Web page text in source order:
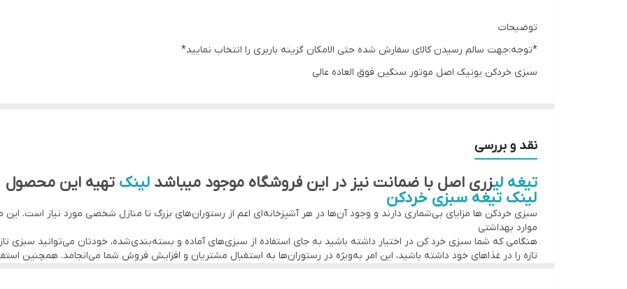
در صورتی که نیاز به تیغه اضافی دارید،گزینه سبزی خردکن با تیغه
توضیحات
*توجه:جهت سالم رسیدن کالای سفارش شده حتی الامکان گزینه باربری را انتخاب نمایید*
سبزی خردکن یونیک اصل موتور سنگین فوق العاده عالی
کفگیر پلاستیکی کیفیت عالی
استیل ضدخش ضد زنگ، تیغه استیل لیزری اصل
جهت استعلام قیمت و سفارش عمده تماس بگیرید یا پیام تو واتس آپ بفرستید
درب محصول انتخابی ژله ایی میباشد،جهت دریافت درب پیرکس تماس بگیرید
با تشکر از اعتماد و انتخاب شما🙏
حداقل خرید عمده ۵ عدد میباشد
نقد و بررسی
تیغه لیزری اصل با ضمانت نیز در این فروشگاه موجود میباشد لینک تهیه این محصول
لینک تیغه سبزی خردکن
سبزی خردکن ها مزایای بی‌شماری دارند و وجود آن‌ها در هر آشپزخانه‌ای اعم از رستوران‌های بزرگ تا منازل شخصی مورد نیاز است. این
موارد بهداشتی
هنگامی که شما سبزی خرد کن در اختیار داشته باشید به جای استفاده از سبزی‌های آماده و بسته‌بندی‌شده، خودتان می‌توانید سبزی
تازه را در غذاهای خود داشته باشید، این امر به‌ویژه در رستوران‌ها به استقبال مشتریان و افزایش فروش شما می‌انجامد. همچنین